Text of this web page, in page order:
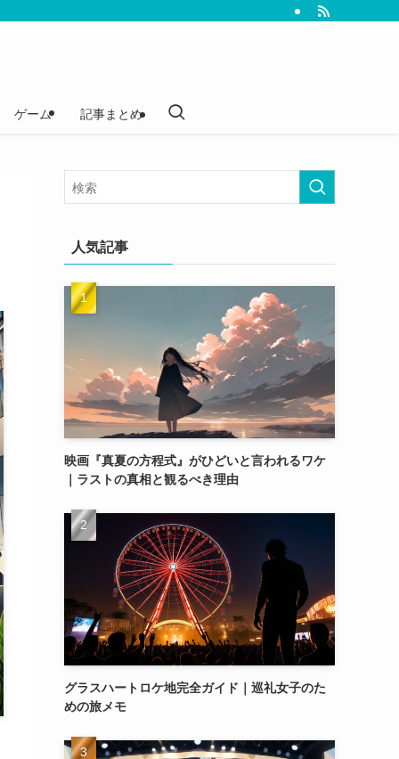
ゲーム 記事まとめ
人気記事
映画『真夏の方程式』がひどいと言われるワケ
｜ラストの真相と観るべき理由
グラスハートロケ地完全ガイド｜巡礼女子のた
めの旅メモ